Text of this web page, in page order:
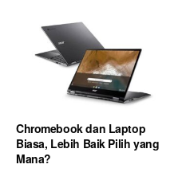
Chromebook dan Laptop
Biasa, Lebih Baik Pilih yang
Mana?